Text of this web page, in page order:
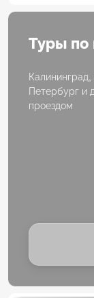
Туры по
Петербург и
проездом